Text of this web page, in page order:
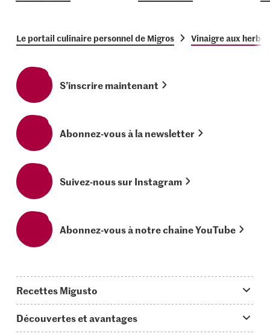
Le portail culinaire personnel de Migros Vinaigre aux
S’inscrire maintenant
Abonnez-vous à la newsletter
Suivez-nous sur Instagram
Abonnez-vous à notre chaîne YouTube
Recettes Migusto
Découvertes et avantages